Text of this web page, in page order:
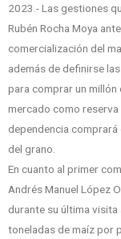
2023.- Las gestiones
Rubén Rocha Moya
comercialización del
además de definirse
para comprar un millón
mercado como
dependencia
del grano.
En cuanto al primer
Andrés Manuel López
durante su última visita
toneladas de maíz por